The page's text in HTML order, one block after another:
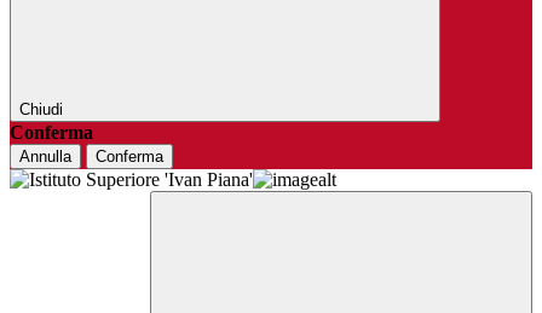
Chiudi
Conferma
Annulla Conferma